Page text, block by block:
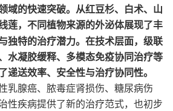
域的快速突破。从红豆杉、白术、山
莲，不同植物来源的外泌体展现了丰
独特的治疗潜力。在技术层面，级联
水凝胶缓释、 多模态免疫协同治疗等
递送效率、安全性与治疗协同性。
乳腺癌、脓毒症肾损伤、糖尿病伤
性疾病提供了新的治疗范式，也初步